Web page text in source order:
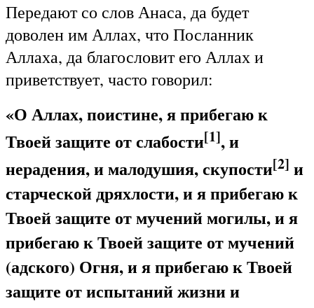
Передают со слов Анаса, да будет
доволен им Аллах, что Посланник
Аллаха, да благословит его Аллах и
приветствует, часто говорил:
«О Аллах, поистине, я прибегаю к
Твоей защите от слабости[1], и
нерадения, и малодушия, скупости[2] и
старческой дряхлости, и я прибегаю к
Твоей защите от мучений могилы, и я
прибегаю к Твоей защите от мучений
(адского) Огня, и я прибегаю к Твоей
защите от испытаний жизни и